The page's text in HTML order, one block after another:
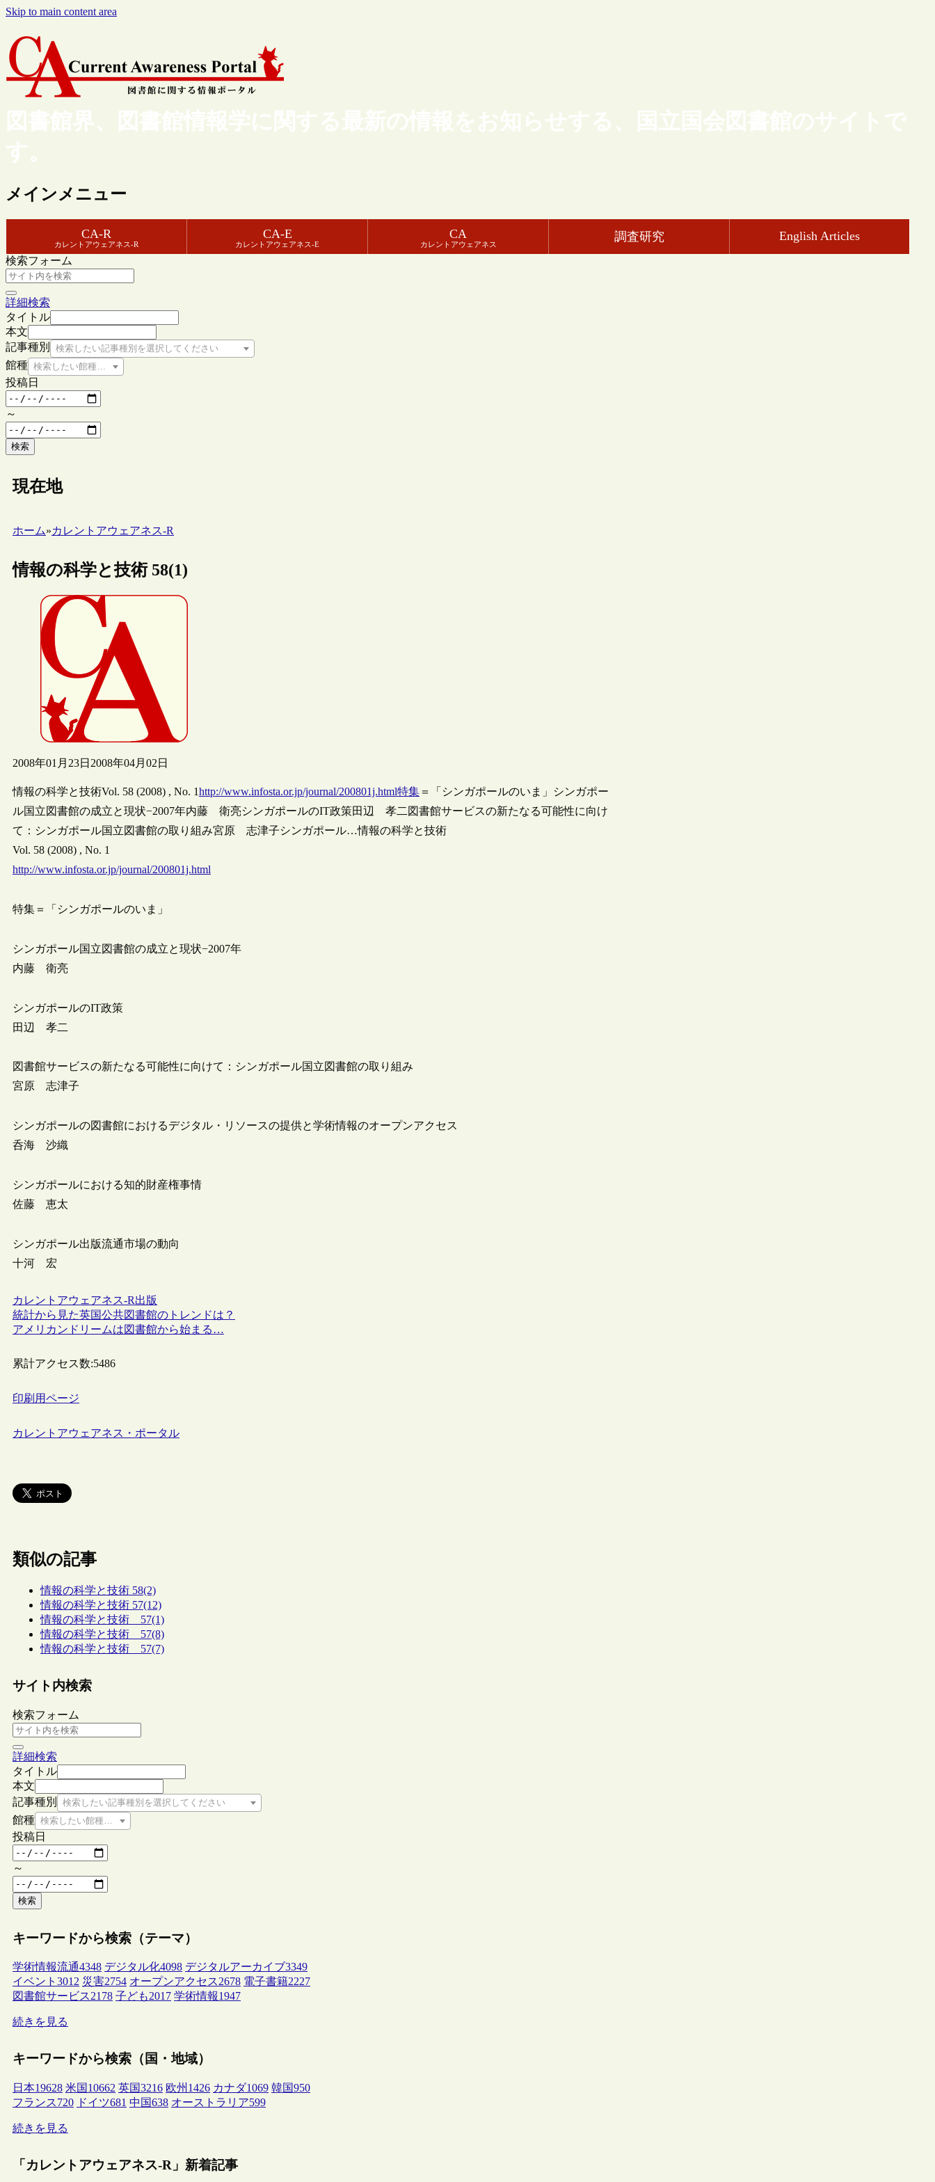
Skip to main content area
図書館界、図書館情報学に関する最新の情報をお知らせする、国立国会図書館のサイトで
す。
メインメニュー
CA-R
カレントアウェアネス-R
CA-E
カレントアウェアネス-E
CA
カレントアウェアネス
調査研究 English Articles
検索フォーム
詳細検索
タイトル
本文
記事種別
検索したい記事種別を選択してください
館種 検索したい館種を選択してください
投稿日
～
検索
現在地
ホーム»カレントアウェアネス-R
情報の科学と技術 58(1)
2008年01月23日 2008年04月02日
情報の科学と技術Vol. 58 (2008) , No. 1http://www.infosta.or.jp/journal/200801j.html特集 ＝「シンガポールのいま」シンガポー
ル国立図書館の成立と現状−2007年内藤 衛亮シンガポールのIT政策田辺 孝二図書館サービスの新たなる可能性に向け
て：シンガポール国立図書館の取り組み宮原 志津子シンガポール…情報の科学と技術
Vol. 58 (2008) , No. 1
http://www.infosta.or.jp/journal/200801j.html
特集＝「シンガポールのいま」
シンガポール国立図書館の成立と現状−2007年
内藤 衛亮
シンガポールのIT政策
田辺 孝二
図書館サービスの新たなる可能性に向けて：シンガポール国立図書館の取り組み
宮原 志津子
シンガポールの図書館におけるデジタル・リソースの提供と学術情報のオープンアクセス
呑海 沙織
シンガポールにおける知的財産権事情
佐藤 恵太
シンガポール出版流通市場の動向
十河 宏
カレントアウェアネス-R出版
統計から見た英国公共図書館のトレンドは？
アメリカンドリームは図書館から始まる…
累計アクセス数:5486
印刷用ページ
カレントアウェアネス・ポータル
類似の記事
情報の科学と技術 58(2)
情報の科学と技術 57(12)
情報の科学と技術 57(1)
情報の科学と技術 57(8)
情報の科学と技術 57(7)
サイト内検索
検索フォーム
詳細検索
タイトル
本文
記事種別
検索したい記事種別を選択してください
館種 検索したい館種を選択してください
投稿日
～
検索
キーワードから検索（テーマ）
学術情報流通4348 デジタル化4098 デジタルアーカイブ3349
イベント 3012 災害2754 オープンアクセス2678 電子書籍2227
図書館サービス2178 子ども2017 学術情報1947
続きを見る
キーワードから検索（国・地域）
日本19628 米国 10662 英国3216 欧州 1426 カナダ1069 韓国950
フランス720 ドイツ681 中国638 オーストラリア599
続きを見る
「カレントアウェアネス-R」新着記事